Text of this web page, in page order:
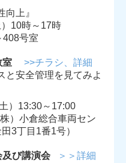
上』
10時～17時
408号室
室 >>チラシ、詳細
安全管理を見てみよ
）13:30～17:00
）小倉総合車両セン
3丁目1番1号）
び講演会 ＞＞詳細